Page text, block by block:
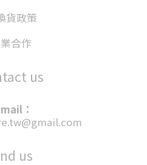
貨政策
合作
us
：
us